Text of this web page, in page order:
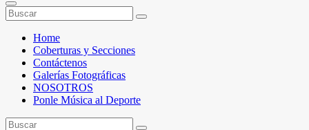
Home
Coberturas y Secciones
Contáctenos
Galerías Fotográficas
NOSOTROS
Ponle Música al Deporte